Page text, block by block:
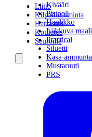
Kivääri
Pistooli
Haulikko
Liikkuva maali
Practical
Siluetti
Kasa-ammunta
Mustaruuti
PRS
Liitto
Kilpailutoiminta
Harrastus
Koulutus
Seuroille